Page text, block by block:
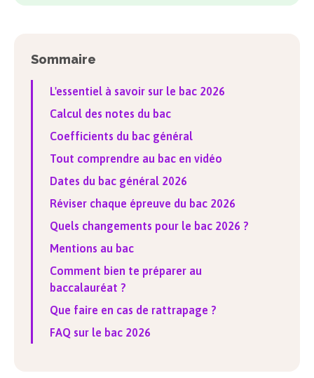
Sommaire
L'essentiel à savoir sur le bac 2026
Calcul des notes du bac
Coefficients du bac général
Tout comprendre au bac en vidéo
Dates du bac général 2026
Réviser chaque épreuve du bac 2026
Quels changements pour le bac 2026 ?
Mentions au bac
Comment bien te préparer au
baccalauréat ?
Que faire en cas de rattrapage ?
FAQ sur le bac 2026